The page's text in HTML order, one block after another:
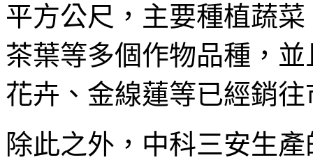
平方公尺，主要種植蔬
茶葉等多個作物品種，
花卉、金線蓮等已經銷
除此之外，中科三安生